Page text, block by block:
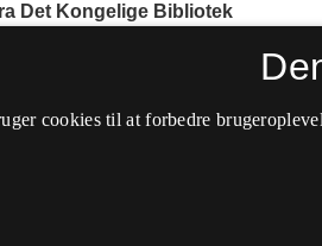
Det Kongelige Bibliotek
ophørte i 2017.
cookies til at forbedre